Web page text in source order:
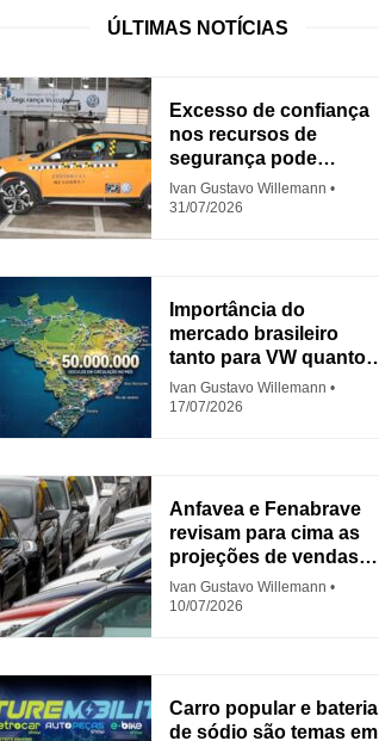
ÚLTIMAS NOTÍCIAS
Excesso de confiança
nos recursos de
segurança pode
aumentar acidentes
Ivan Gustavo Willemann
31/07/2026
Importância do
mercado brasileiro
tanto para VW quanto
para Fiat
Ivan Gustavo Willemann
17/07/2026
Anfavea e Fenabrave
revisam para cima as
projeções de vendas
em 2026
Ivan Gustavo Willemann
10/07/2026
Carro popular e bateria
de sódio são temas em